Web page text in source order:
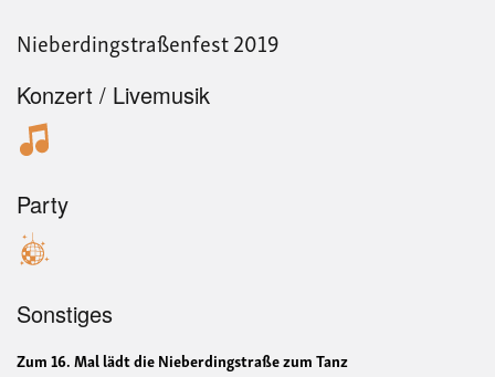
Nieberdingstraßenfest 2019
Konzert / Livemusik
Party
Sonstiges
Zum 16. Mal lädt die Nieberdingstraße zum Tanz